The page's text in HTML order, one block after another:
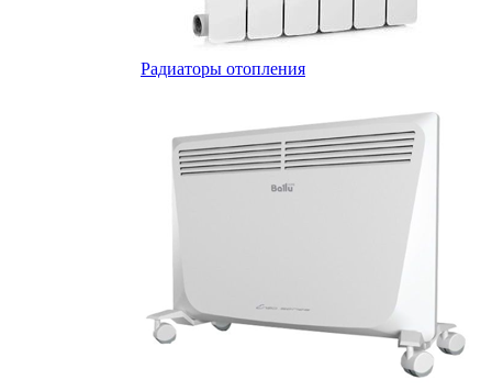
Радиаторы отопления